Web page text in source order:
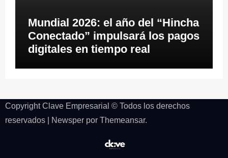
Mundial 2026: el año del “Hincha
Conectado” impulsará los pagos
digitales en tiempo real
Copyright Clave Empresarial © Todos los derechos
reservados
Newsperpor Themeansar.